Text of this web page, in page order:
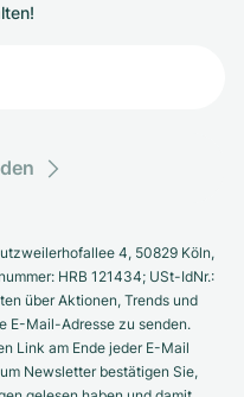
4, 50829 Köln,
HRB 121434; USt-IdNr.:
über Aktionen, Trends und
E-Mail-Adresse zu senden.
Link am Ende jeder E-Mail
Newsletter bestätigen Sie,